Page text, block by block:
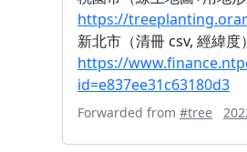
https://
新北市（清冊 csv, 經緯度）
https://
id=e837ee31c63180d3
Forwarded from #tree